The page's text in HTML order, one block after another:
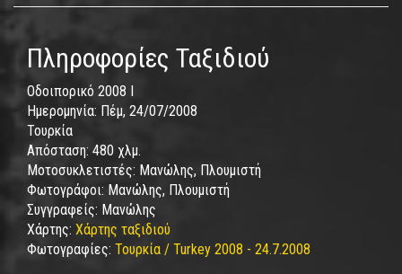
Πληροφορίες Ταξιδιού
Οδοιπορικό 2008 I
Ημερομηνία: Πέμ, 24/07/2008
Τουρκία
Απόσταση: 480 χλμ.
Μοτοσυκλετιστές: Μανώλης, Πλουμιστή
Φωτογράφοι: Μανώλης, Πλουμιστή
Συγγραφείς: Μανώλης
Χάρτης: Χάρτης ταξιδιού
Φωτογραφίες: Τουρκία / Turkey 2008 - 24.7.2008